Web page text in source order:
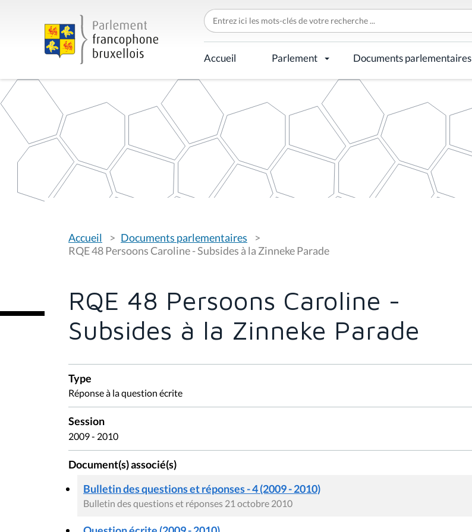
C
h
e
r
c
h
r
p
Accueil Parlement Documents parlementaires
o
u
s
s
Accueil
Documents parlementaires
RQE 48 Persoons Caroline - Subsides à la Zinneke Parade
RQE 48 Persoons Caroline -
Subsides à la Zinneke Parade
Type
Réponse à la question écrite
Session
2009 - 2010
Document(s) associé(s)
Bulletin des questions et réponses - 4 (2009 - 2010)
Bulletin des questions et réponses 21 octobre 2010